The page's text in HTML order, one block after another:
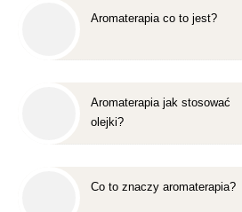
Aromaterapia co to jest?
Aromaterapia jak stosować
olejki?
Co to znaczy aromaterapia?